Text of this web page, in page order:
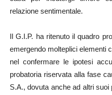
relazione sentimentale.
Il G.I.P. ha ritenuto il quadro
emergendo molteplici elementi
nel confermare le ipotesi
probatoria riservata alla fase
S.A., dovuta anche ad altri